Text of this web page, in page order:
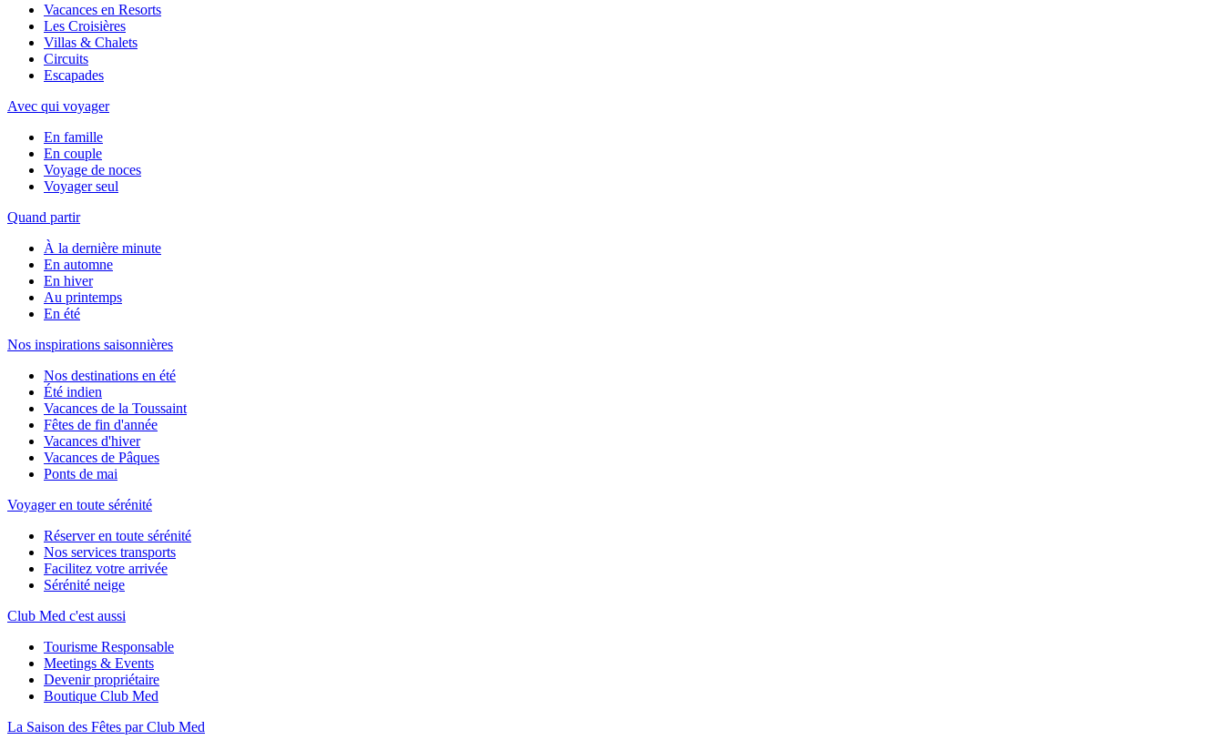
Vacances en Resorts
Les Croisières
Villas & Chalets
Circuits
Escapades
Avec qui voyager
En famille
En couple
Voyage de noces
Voyager seul
Quand partir
À la dernière minute
En automne
En hiver
Au printemps
En été
Nos inspirations saisonnières
Nos destinations en été
Été indien
Vacances de la Toussaint
Fêtes de fin d'année
Vacances d'hiver
Vacances de Pâques
Ponts de mai
Voyager en toute sérénité
Réserver en toute sérénité
Nos services transports
Facilitez votre arrivée
Sérénité neige
Club Med c'est aussi
Tourisme Responsable
Meetings & Events
Devenir propriétaire
Boutique Club Med
La Saison des Fêtes par Club Med